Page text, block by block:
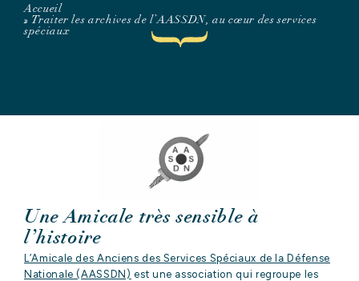
Accueil
» Traiter les archives de l’AASSDN, au cœur des services
spéciaux
Une Amicale très sensible à
l’histoire
L’Amicale des Anciens des Services Spéciaux de la Défense
Nationale (AASSDN) est une association qui regroupe les